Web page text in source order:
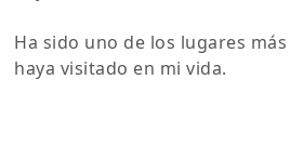
Ha sido uno de los lugares
haya visitado en mi vida.